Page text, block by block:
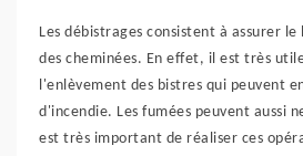
Les débistrages consistent à assurer
des cheminées. En effet, il est très
l'enlèvement des bistres qui peuvent
d'incendie. Les fumées peuvent aussi
est très important de réaliser ces